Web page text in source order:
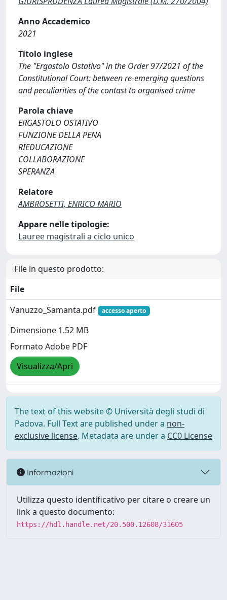
Anno Accademico
2021
Titolo inglese
The "Ergastolo Ostativo" in the Order 97/2021 of the
Constitutional Court: between re-emerging questions
and peculiarities of the contast to organised crime
Parola chiave
ERGASTOLO OSTATIVO
FUNZIONE DELLA PENA
RIEDUCAZIONE
COLLABORAZIONE
SPERANZA
Relatore
AMBROSETTI, ENRICO MARIO
Appare nelle tipologie:
Lauree magistrali a ciclo unico
File in questo prodotto:
File
Vanuzzo_Samanta.pdf
accesso aperto
Dimensione 1.52 MB
Formato Adobe PDF
Visualizza/Apri
The text of this website © Università degli studi di
Padova. Full Text are published under a non-
exclusive license. Metadata are under a CC0 License
Informazioni
Utilizza questo identificativo per citare o creare un
link a questo documento:
https://hdl.handle.net/20.500.12608/31605